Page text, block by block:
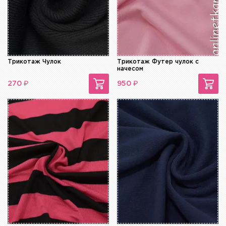
Трикотаж Чулок
270 ₽
Трикотаж Футер чулок с
начесом
950 ₽